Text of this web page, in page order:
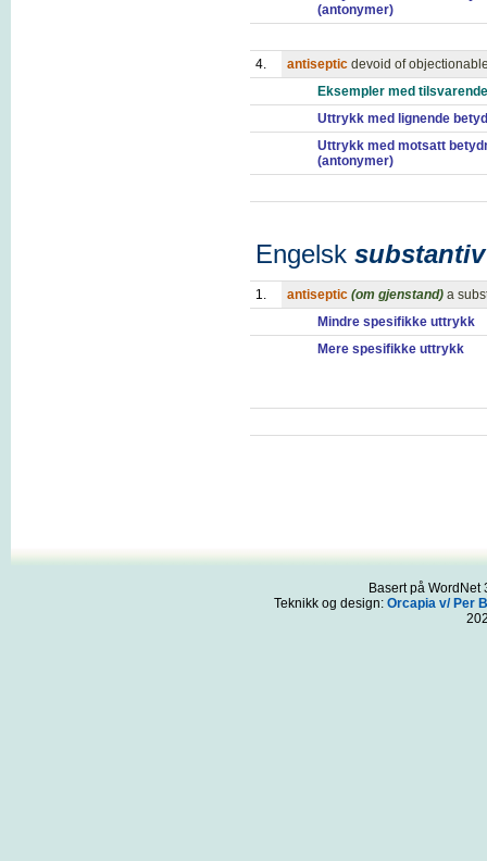
(antonymer)
4. antiseptic devoid of
Eksempler med
Uttrykk med lignende
Uttrykk med motsatt
(antonymer)
Engelsk substantiv
1. antiseptic (om gjenstand) a
Mindre spesifikke uttrykk
Mere spesifikke uttrykk
Basert på
Teknikk og design: Orcapia v/ Per